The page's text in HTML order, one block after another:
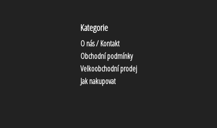
Kategorie
O nás / Kontakt
Obchodní podmínky
Velkoobchodní prodej
Jak nakupovat